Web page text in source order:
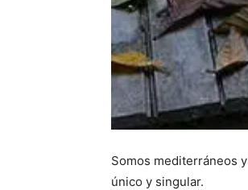
Somos mediterráneos y
único y singular.